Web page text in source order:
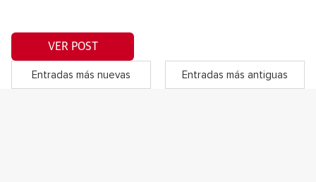
VER POST
Entradas más nuevas Entradas más antiguas